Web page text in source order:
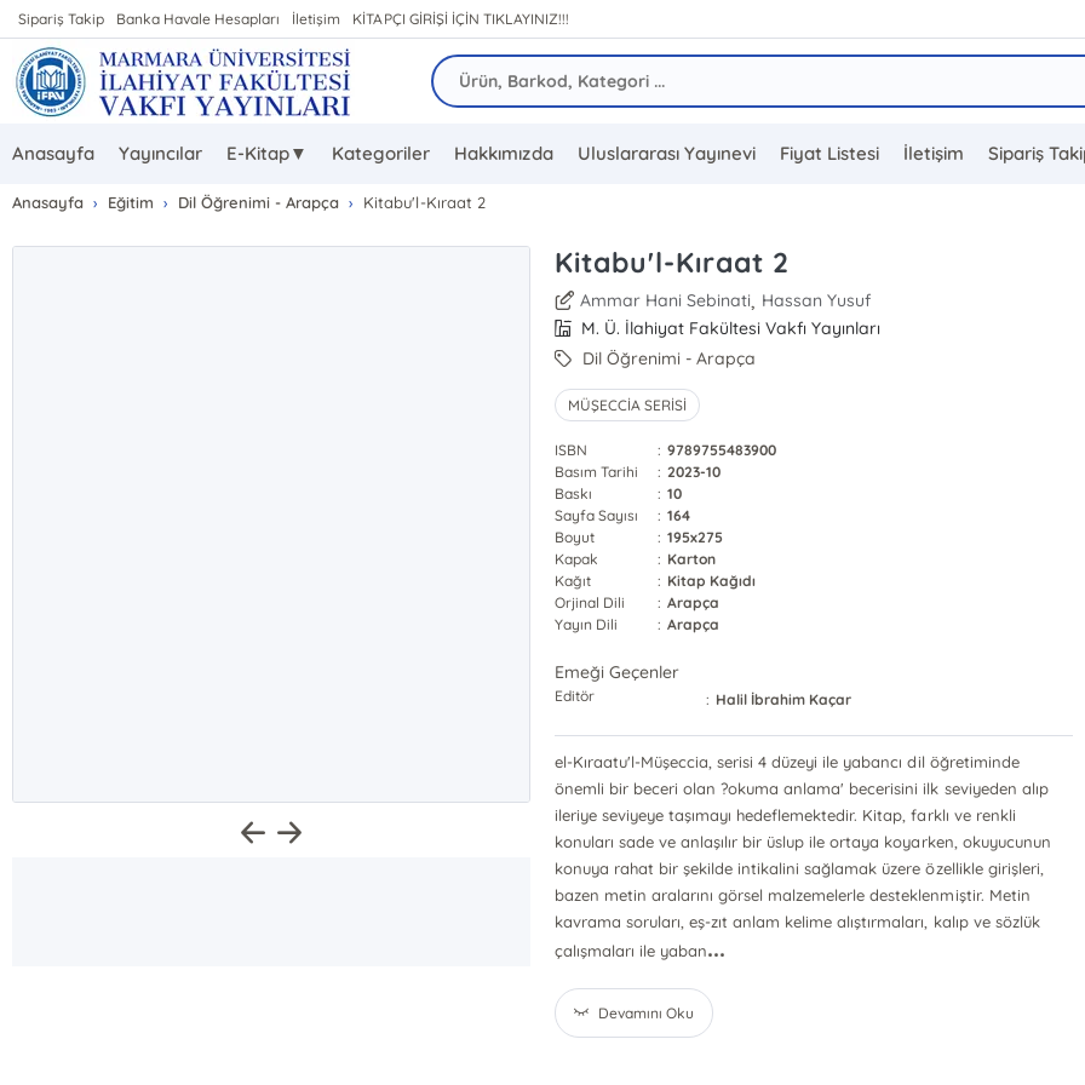
Sipariş Takip Banka Havale Hesapları İletişim KİTAPÇI GİRİŞİ İÇİN TIKLAYINIZ!!!
Anasayfa Yayıncılar E-Kitap▼ Kategoriler Hakkımızda Uluslararası Yayınevi Fiyat Listesi İletişim Sipariş
Anasayfa Eğitim Dil Öğrenimi - Arapça Kitabu'l-Kıraat 2
Kitabu'l-Kıraat 2
Ammar Hani Sebinati, Hassan Yusuf
M. Ü. İlahiyat Fakültesi Vakfı Yayınları
Dil Öğrenimi - Arapça
MÜŞECCİA SERİSİ
ISBN : 9789755483900
Basım Tarihi
: 2023-10
Baskı
: 10
Sayfa Sayısı
: 164
Boyut
: 195x275
Kapak
: Karton
Kağıt
: Kitap Kağıdı
Orjinal Dili
: Arapça
Yayın Dili
: Arapça
Emeği Geçenler
Editör : Halil İbrahim Kaçar
el-Kıraatu'l-Müşeccia, serisi 4 düzeyi ile yabancı dil öğretiminde
önemli bir beceri olan ?okuma anlama' becerisini ilk seviyeden alıp
ileriye seviyeye taşımayı hedeflemektedir. Kitap, farklı ve renkli
konuları sade ve anlaşılır bir üslup ile ortaya koyarken, okuyucunun
konuya rahat bir şekilde intikalini sağlamak üzere özellikle girişleri,
bazen metin aralarını görsel malzemelerle desteklenmiştir. Metin
kavrama soruları, eş-zıt anlam kelime alıştırmaları, kalıp ve sözlük
çalışmaları ile yaban...
Devamını Oku